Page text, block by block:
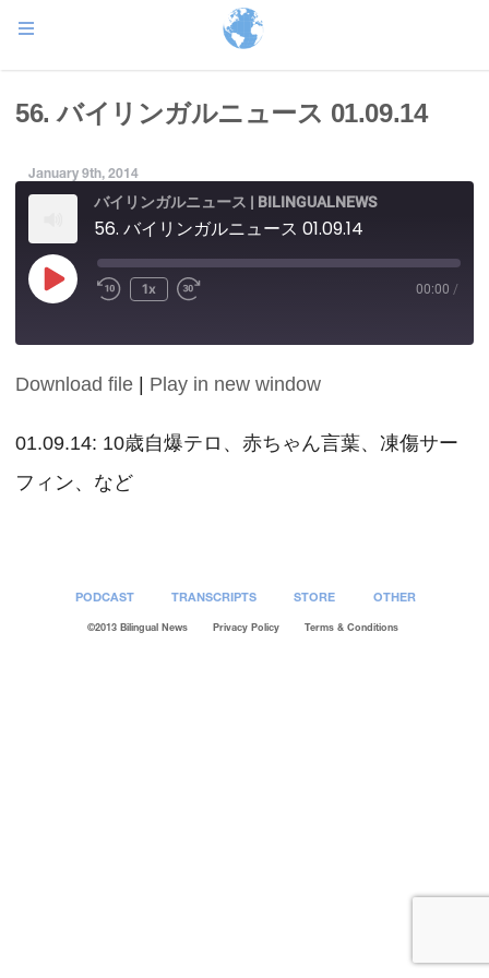
56. バイリンガルニュース 01.09.14
January 9th, 2014
バイリンガルニュース | BILINGUALNEWS
56. バイリンガルニュース 01.09.14
Play
Episode
1x 00:00 /
SHARE
LINK
EMBED
Download file Play in new window
01.09.14: 10歳自爆テロ、赤ちゃん言葉、凍傷サー
フィン、など
PODCAST TRANSCRIPTS STORE OTHER
©2013 Bilingual News Privacy Policy Terms & Conditions